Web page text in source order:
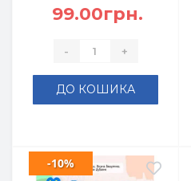
99.00грн.
- +
ДО КОШИКА
-10%